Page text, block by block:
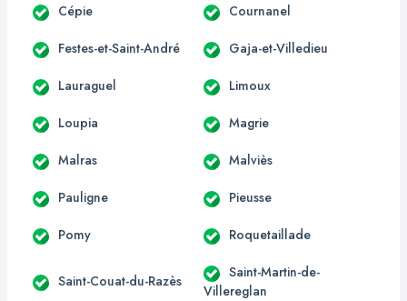
Cépie Cournanel
Festes-et-Saint-André Gaja-et-Villedieu
Lauraguel Limoux
Loupia Magrie
Malras Malviès
Pauligne Pieusse
Pomy Roquetaillade
Saint-Couat-du-Razès
Saint-Martin-de-
Villereglan